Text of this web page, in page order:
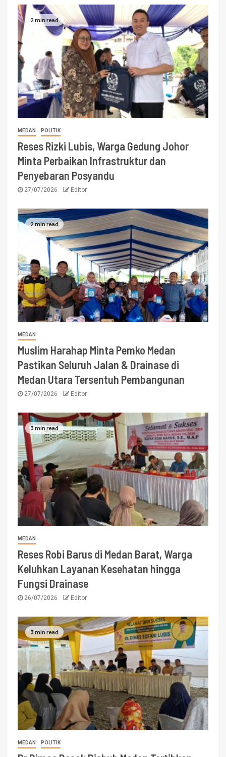
2 min read
MEDAN POLITIK
Reses Rizki Lubis, Warga Gedung Johor
Minta Perbaikan Infrastruktur dan
Penyebaran Posyandu
27/07/2026 Editor
2 min read
MEDAN
Muslim Harahap Minta Pemko Medan
Pastikan Seluruh Jalan & Drainase di
Medan Utara Tersentuh Pembangunan
27/07/2026 Editor
3 min read
MEDAN
Reses Robi Barus di Medan Barat, Warga
Keluhkan Layanan Kesehatan hingga
Fungsi Drainase
26/07/2026 Editor
3 min read
MEDAN POLITIK